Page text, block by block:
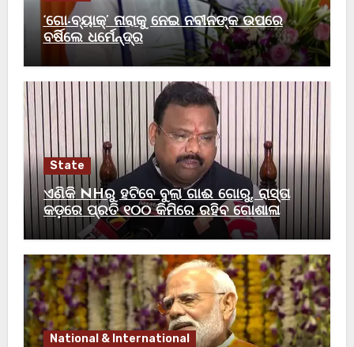
‘ଗୋ-ବ୍ୟାକ୍’ ନାରାକୁ ନେଇ ନବୀନଙ୍କ ଉପରେ
ବର୍ଷିଲେ ଧର୍ମେନ୍ଦ୍ର
State
ଏଣିକି NHରୁ ହଟିବେ ବୁଲା ଗାଈ ଗୋରୁ, ରାସ୍ତା
କଡ଼ରେ ପ୍ରତି ୧୦୦ କିମିରେ ରହିବ ଗୋଶାଳା
National & International